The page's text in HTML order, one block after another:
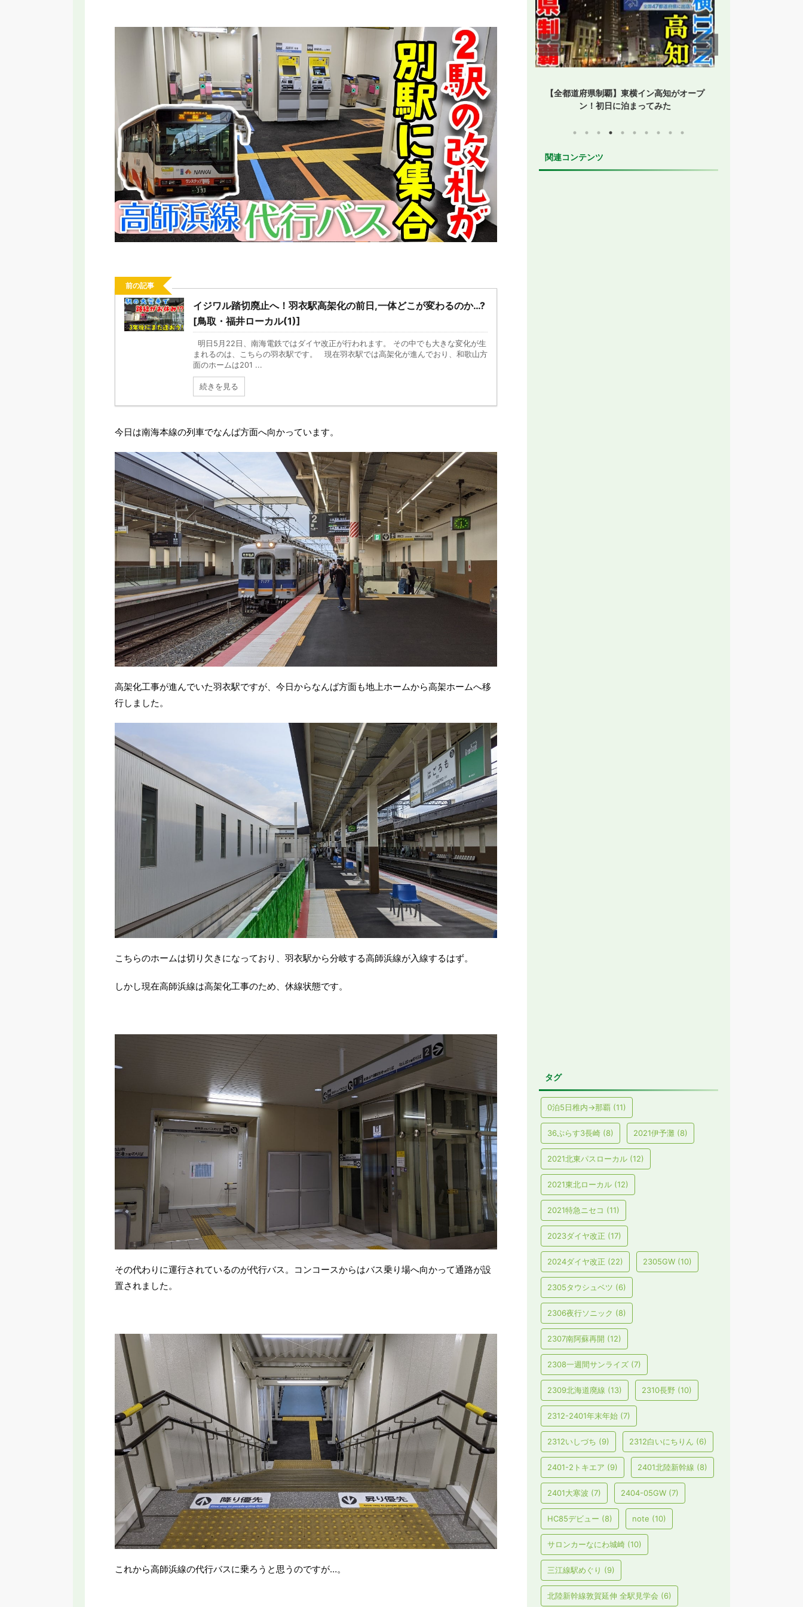
前の記事
イジワル踏切廃止へ！羽衣駅高架化の前日,一体どこが変わるのか…?
[鳥取・福井ローカル(1)]
明日5月22日、南海電鉄ではダイヤ改正が行われます。 その中でも大きな変化が生
まれるのは、こちらの羽衣駅です。 現在羽衣駅では高架化が進んでおり、和歌山方
面のホームは201 ...
続きを見る
今日は南海本線の列車でなんば方面へ向かっています。
高架化工事が進んでいた羽衣駅ですが、今日からなんば方面も地上ホームから高架ホームへ移
行しました。
こちらのホームは切り欠きになっており、羽衣駅から分岐する高師浜線が入線するはず。
しかし現在高師浜線は高架化工事のため、休線状態です。
その代わりに運行されているのが代行バス。コンコースからはバス乗り場へ向かって通路が設
置されました。
これから高師浜線の代行バスに乗ろうと思うのですが…。
【2026年新駅】手柄山平和公園駅を見に行
ってみた！姫路モノレールの終着駅
【全都道府県制覇】東横イン高知がオープ
ン！初日に泊まってみた
【1時間停まらない】台湾新幹線にノンスト
ップ便誕生！台中通過便に乗ってみた
関連コンテンツ
タグ
0泊5日稚内→那覇 (11)
36ぷらす3長崎 (8) 2021伊予灘 (8)
2021北東パスローカル (12)
2021東北ローカル (12)
2021特急ニセコ (11)
2023ダイヤ改正 (17)
2024ダイヤ改正 (22) 2305GW (10)
2305タウシュベツ (6)
2306夜行ソニック (8)
2307南阿蘇再開 (12)
2308一週間サンライズ (7)
2309北海道廃線 (13) 2310長野 (10)
2312-2401年末年始 (7)
2312いしづち (9) 2312白いにちりん (6)
2401-2トキエア (9) 2401北陸新幹線 (8)
2401大寒波 (7) 2404-05GW (7)
HC85デビュー (8) note (10)
サロンカーなにわ城崎 (10)
三江線駅めぐり (9)
北陸新幹線敦賀延伸 全駅見学会 (6)